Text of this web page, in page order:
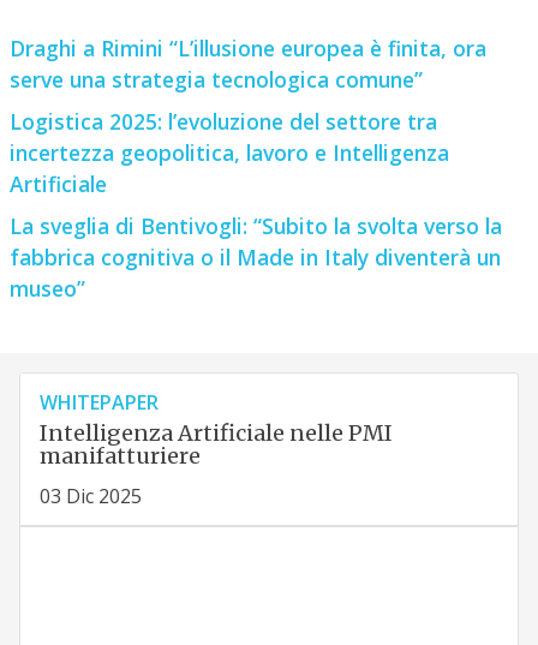
Draghi a Rimini “L’illusione europea è finita, ora
serve una strategia tecnologica comune”
Logistica 2025: l’evoluzione del settore tra
incertezza geopolitica, lavoro e Intelligenza
Artificiale
La sveglia di Bentivogli: “Subito la svolta verso la
fabbrica cognitiva o il Made in Italy diventerà un
museo”
WHITEPAPER
Intelligenza Artificiale nelle PMI
manifatturiere
03 Dic 2025